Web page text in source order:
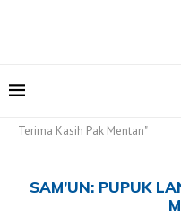
Terima Kasih Pak Mentan"
SAM’UN: PUPUK